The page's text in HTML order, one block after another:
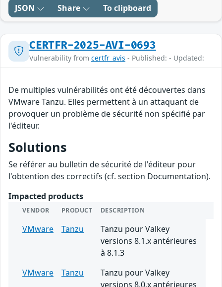
JSON Share To clipboard
CERTFR-2025-AVI-0693
Vulnerability from certfr_avis - Published: - Updated:
De multiples vulnérabilités ont été découvertes dans
VMware Tanzu. Elles permettent à un attaquant de
provoquer un problème de sécurité non spécifié par
l'éditeur.
Solutions
Se référer au bulletin de sécurité de l'éditeur pour
l'obtention des correctifs (cf. section Documentation).
Impacted products
VENDOR PRODUCT DESCRIPTION
VMware Tanzu
Tanzu pour Valkey
versions 8.1.x antérieures
à 8.1.3
VMware
Tanzu
Tanzu pour Valkey
versions 8.0.x antérieures